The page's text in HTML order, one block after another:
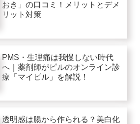
おき」の口コミ！メリットとデメ
リット対策
PMS・生理痛は我慢しない時代
へ｜薬剤師がピルのオンライン診
療「マイピル」を解説！
透明感は腸から作られる？美白化